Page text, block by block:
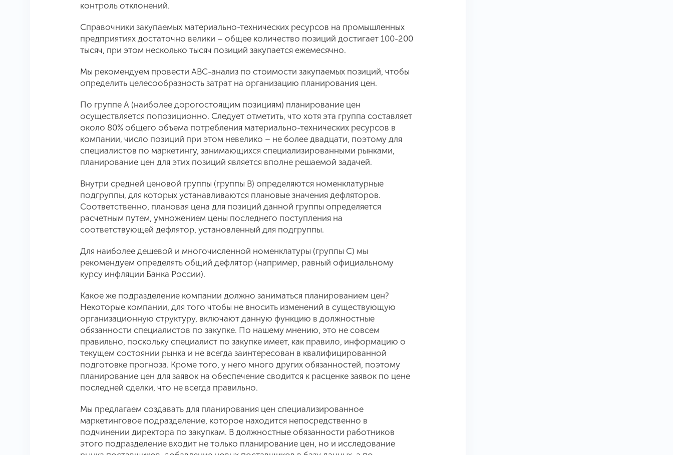
контроль отклонений.
Справочники закупаемых материально-технических ресурсов на промышленных
предприятиях достаточно велики – общее количество позиций достигает 100-200
тысяч, при этом несколько тысяч позиций закупается ежемесячно.
Мы рекомендуем провести АВС-анализ по стоимости закупаемых позиций, чтобы
определить целесообразность затрат на организацию планирования цен.
По группе А (наиболее дорогостоящим позициям) планирование цен
осуществляется попозиционно. Следует отметить, что хотя эта группа составляет
около 80% общего объема потребления материально-технических ресурсов в
компании, число позиций при этом невелико – не более двадцати, поэтому для
специалистов по маркетингу, занимающихся специализированными рынками,
планирование цен для этих позиций является вполне решаемой задачей.
Внутри средней ценовой группы (группы В) определяются номенклатурные
подгруппы, для которых устанавливаются плановые значения дефляторов.
Соответственно, плановая цена для позиций данной группы определяется
расчетным путем, умножением цены последнего поступления на
соответствующей дефлятор, установленный для подгруппы.
Для наиболее дешевой и многочисленной номенклатуры (группы С) мы
рекомендуем определять общий дефлятор (например, равный официальному
курсу инфляции Банка России).
Какое же подразделение компании должно заниматься планированием цен?
Некоторые компании, для того чтобы не вносить изменений в существующую
организационную структуру, включают данную функцию в должностные
обязанности специалистов по закупке. По нашему мнению, это не совсем
правильно, поскольку специалист по закупке имеет, как правило, информацию о
текущем состоянии рынка и не всегда заинтересован в квалифицированной
подготовке прогноза. Кроме того, у него много других обязанностей, поэтому
планирование цен для заявок на обеспечение сводится к расценке заявок по цене
последней сделки, что не всегда правильно.
Мы предлагаем создавать для планирования цен специализированное
маркетинговое подразделение, которое находится непосредственно в
подчинении директора по закупкам. В должностные обязанности работников
этого подразделение входит не только планирование цен, но и исследование